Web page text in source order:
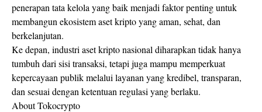
penerapan tata kelola yang baik menjadi faktor penting untuk
membangun ekosistem aset kripto yang aman, sehat, dan
berkelanjutan.
Ke depan, industri aset kripto nasional diharapkan tidak hanya
tumbuh dari sisi transaksi, tetapi juga mampu memperkuat
kepercayaan publik melalui layanan yang kredibel, transparan,
dan sesuai dengan ketentuan regulasi yang berlaku.
About Tokocrypto